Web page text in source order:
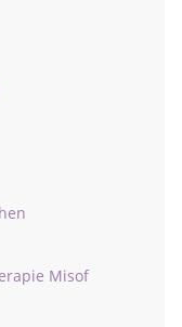
Misof